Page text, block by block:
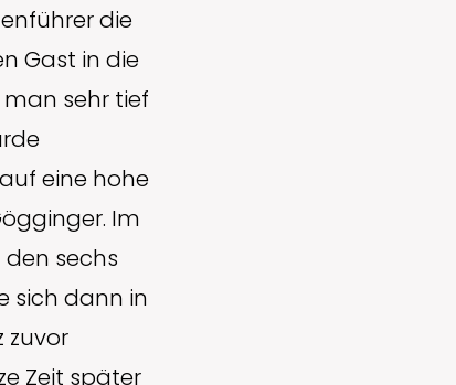
die
Gast in die
sehr tief
eine hohe
Im
sechs
sich dann in
zuvor
Zeit später